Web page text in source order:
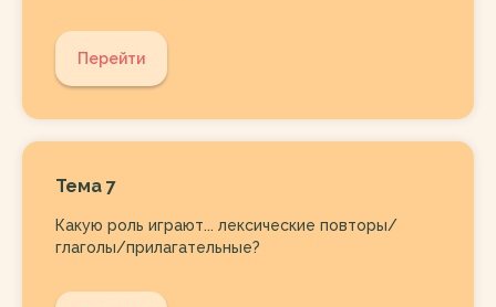
Перейти
Тема 7
Какую роль играют... лексические повторы/
глаголы/прилагательные?